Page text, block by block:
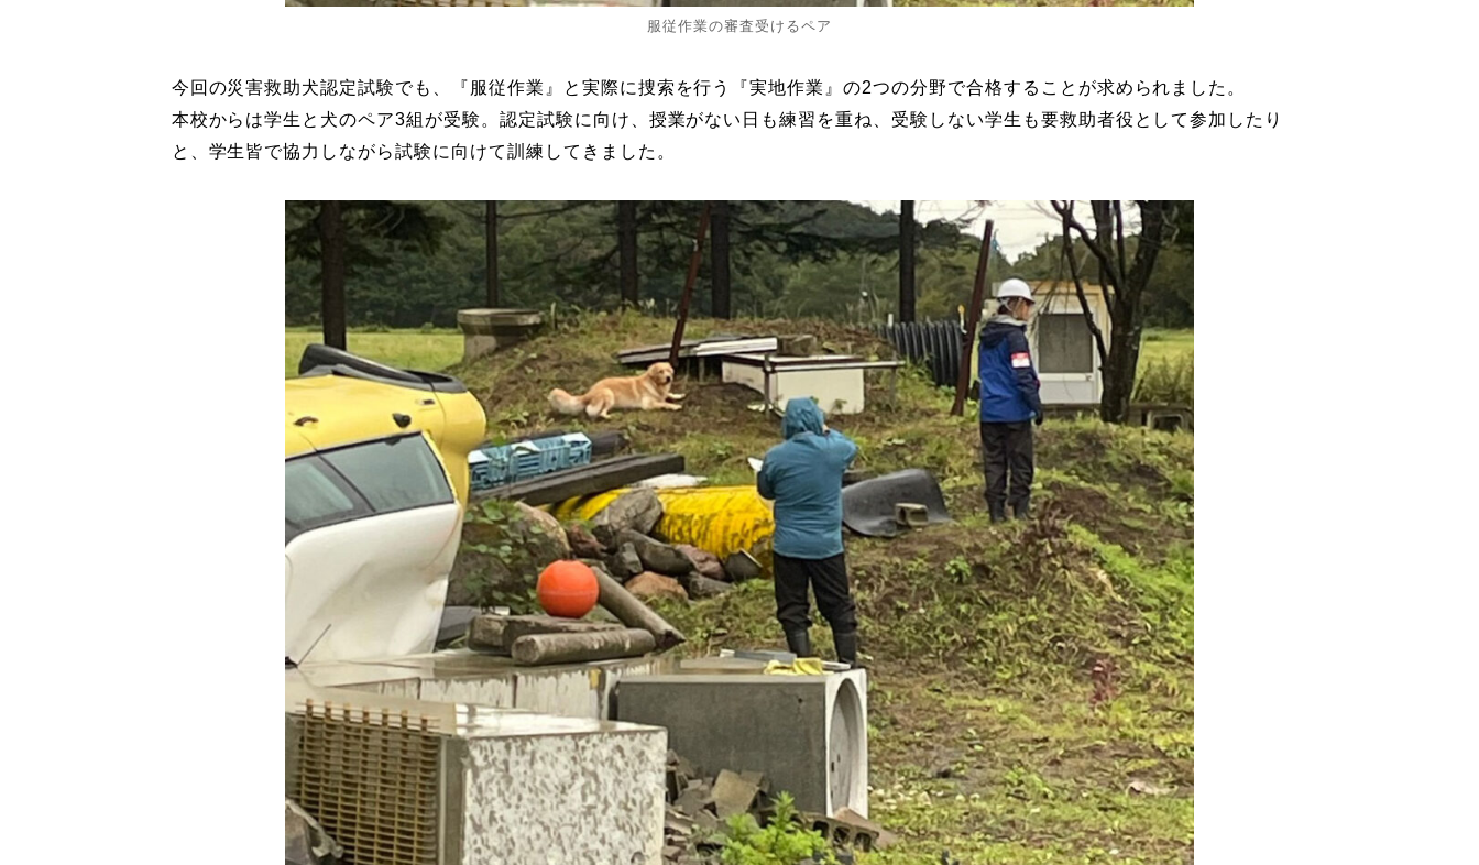
服従作業の審査受けるペア
今回の災害救助犬認定試験でも、『服従作業』と実際に捜索を行う『実地作業』の2つの分野で合格することが求められました。
本校からは学生と犬のペア3組が受験。認定試験に向け、授業がない日も練習を重ね、受験しない学生も要救助者役として参加したり
と、学生皆で協力しながら試験に向けて訓練してきました。